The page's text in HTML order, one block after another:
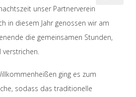
unser Partnerverein
in diesem Jahr genossen wir am
die gemeinsamen Stunden,
ging es zum
sodass das traditionelle